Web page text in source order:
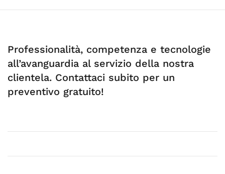
Professionalità, competenza e tecnologie
all’avanguardia al servizio della nostra
clientela. Contattaci subito per un
preventivo gratuito!